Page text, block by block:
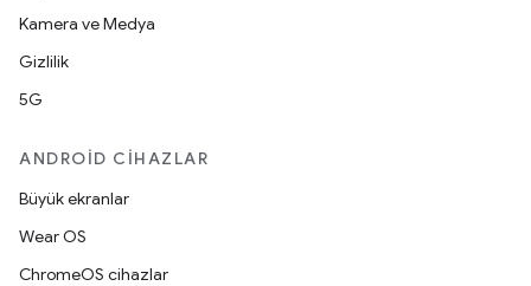
Kamera ve Medya
Gizlilik
5G
ANDROID CIHAZLAR
Büyük ekranlar
Wear OS
ChromeOS cihazlar